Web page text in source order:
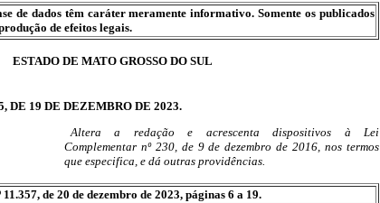
de dados têm caráter meramente informativo. Somente os publicados
de efeitos legais.
ESTADO DE MATO GROSSO DO SUL
DE 19 DE DEZEMBRO DE 2023.
Altera a redação e acrescenta dispositivos à Lei
Complementar nº 230, de 9 de dezembro de 2016, nos termos
que especifica, e dá outras providências.
de 20 de dezembro de 2023, páginas 6 a 19.